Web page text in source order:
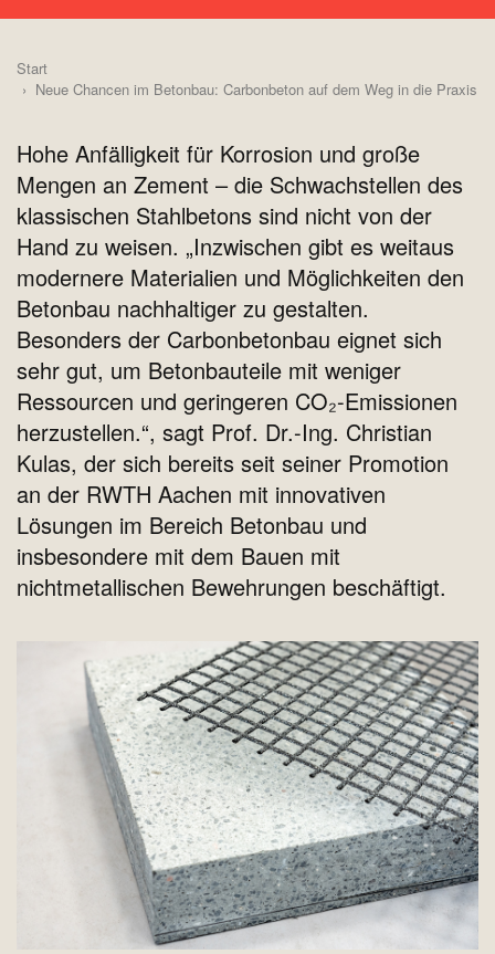
Start
Neue Chancen im Betonbau: Carbonbeton auf dem Weg in die Praxis
Hohe Anfälligkeit für Korrosion und große
Mengen an Zement – die Schwachstellen des
klassischen Stahlbetons sind nicht von der
Hand zu weisen. „Inzwischen gibt es weitaus
modernere Materialien und Möglichkeiten den
Betonbau nachhaltiger zu gestalten.
Besonders der Carbonbetonbau eignet sich
sehr gut, um Betonbauteile mit weniger
Ressourcen und geringeren CO₂-Emissionen
herzustellen.“, sagt Prof. Dr.-Ing. Christian
Kulas, der sich bereits seit seiner Promotion
an der RWTH Aachen mit innovativen
Lösungen im Bereich Betonbau und
insbesondere mit dem Bauen mit
nichtmetallischen Bewehrungen beschäftigt.